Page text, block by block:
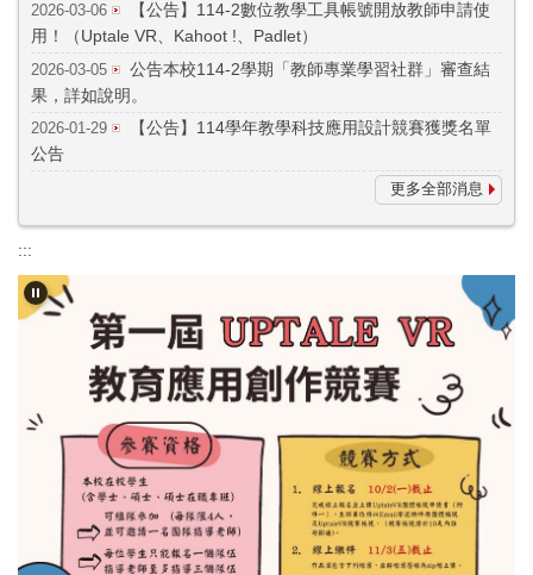
2026-03-06
【公告】114-2數位教學工具帳號開放教師申請使
用！（Uptale VR、Kahoot !、Padlet）
2026-03-05
公告本校114-2學期「教師專業學習社群」審查結
果，詳如說明。
2026-01-29
【公告】114學年教學科技應用設計競賽獲獎名單
公告
更多全部消息
:::